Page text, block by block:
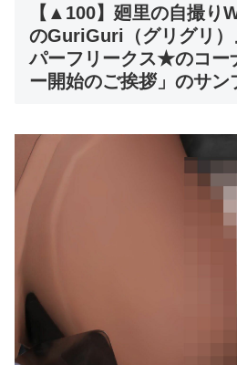
【▲100】廻里の自撮り
のGuriGuri（グリグリ）
パーフリークス★のコー
ー開始のご挨拶」のサン